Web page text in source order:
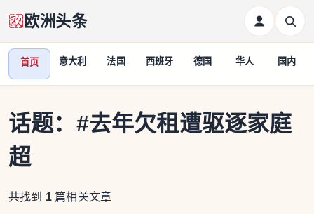
欧洲头条
首页 意大利 法国 西班牙 德国 华人 国内
话题： #去年欠租遭驱逐家庭
超
共找到 1 篇相关文章